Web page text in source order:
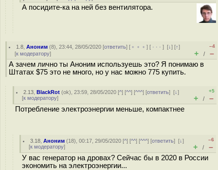
А посидите-ка на ней без вентилятора.
1.8 ,Аноним (8), 23:44, 28/05/2020 [ответить] [ ﹢﹢﹢] [ · · ·][↓] [↑]
[к модератору]
–4
+ / –
А зачем лично ты Аноним используешь это? Я понимаю в
Штатах $75 это не много, но у нас можно 775 купить.
2.13 ,BlackRot (ok), 23:59, 28/05/2020 [^] [^^] [^^^] [ответить][↓]
[к модератору]
+5
+ / –
Потребление электроэнергии меньше, компактнее
3.18 ,Аноним (18), 00:17, 29/05/2020 [^] [^^] [^^^] [ответить][↓]
[к модератору]
–6
+ / –
У вас генератор на дровах? Сейчас бы в 2020 в России
экономить на электроэнергии...